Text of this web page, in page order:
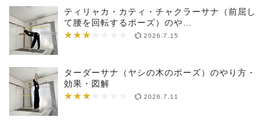
ティリャカ・カティ・チャクラーサナ（前屈し
て腰を回転するポーズ）のや…
★★★
★★★★★★★ 2026.7.15
ターダーサナ（ヤシの木のポーズ）のやり方・
効果・図解
★★★
★★★★★★★ 2026.7.11